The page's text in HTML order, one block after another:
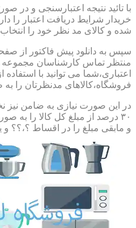
با تائید نتیجه اعتبارسنجی و در
خریدار شرایط دریافت اعتبار را
شده و کالای مد نظر خود را
سپس به دانلود پیش فاکتور از
منتظر تماس کارشناسان مجموعه
اعتباری،شما می توانید با
فروشگاه،کالاهای مدنظرتان را
در این صورت نیازی به ضامن نیز
۳۰ درصد از مبلغ کل کالا را
و مابقی مبلغ را در اقساط ؟،؟؟ و